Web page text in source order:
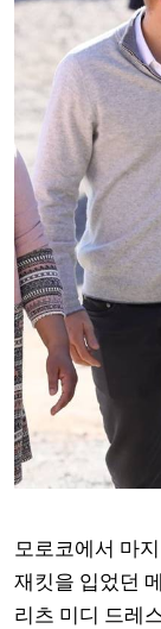
모로코에서 마
재킷을 입었던
리츠 미디 드레